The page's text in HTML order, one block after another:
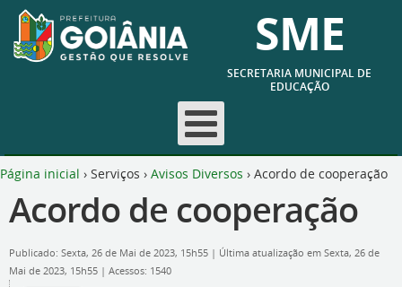
SME
SECRETARIA MUNICIPAL DE
EDUCAÇÃO
Página inicial › Serviços › Avisos Diversos › Acordo de cooperação
Acordo de cooperação
Publicado: Sexta, 26 de Mai de 2023, 15h55 | Última atualização em Sexta, 26 de
Mai de 2023, 15h55 | Acessos: 1540